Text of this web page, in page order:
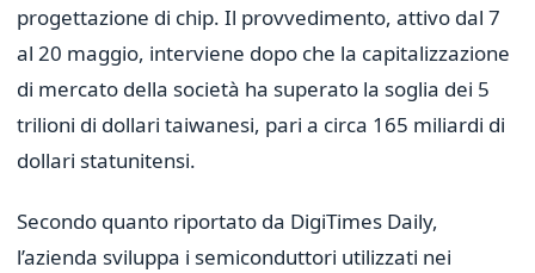
progettazione di chip. Il provvedimento, attivo dal 7
al 20 maggio, interviene dopo che la capitalizzazione
di mercato della società ha superato la soglia dei 5
trilioni di dollari taiwanesi, pari a circa 165 miliardi di
dollari statunitensi.
Secondo quanto riportato da DigiTimes Daily,
l’azienda sviluppa i semiconduttori utilizzati nei